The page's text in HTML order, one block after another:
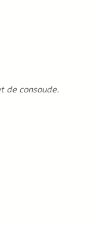
de consoude.